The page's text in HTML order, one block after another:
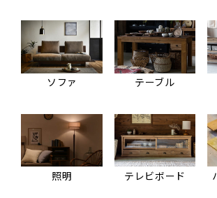
ソファ テーブル
照明 テレビボード